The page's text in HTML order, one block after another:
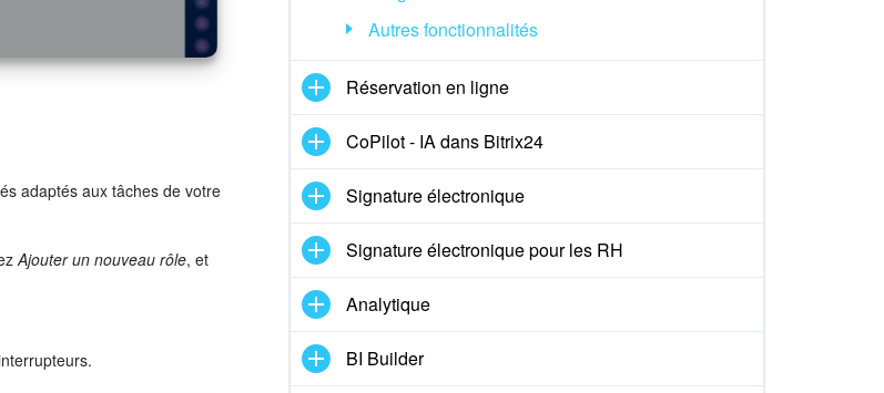
adaptés aux tâches de votre
Ajouter un nouveau rôle, et
Autres fonctionnalités
Réservation en ligne
CoPilot - IA dans Bitrix24
Signature électronique
Signature électronique pour les RH
Analytique
BI Builder